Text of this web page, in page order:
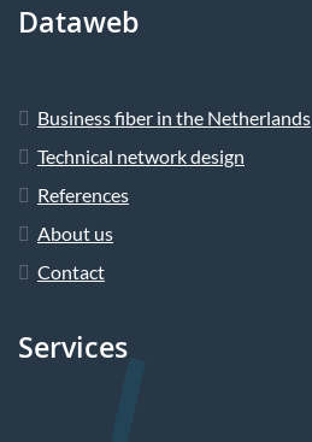
Dataweb
Business fiber in the Netherlands
Technical network design
References
About us
Contact
Services